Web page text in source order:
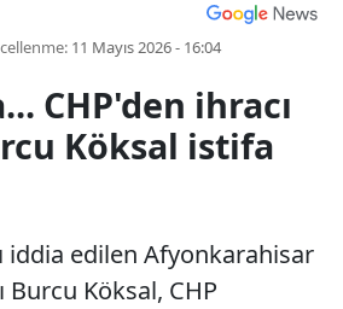
11 Mayıs 2026 - 16:04
CHP'den ihracı
Köksal istifa
iddia edilen Afyonkarahisar
Burcu Köksal, CHP